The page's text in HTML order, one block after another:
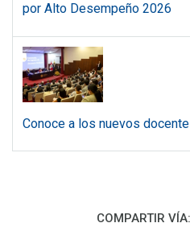
por Alto Desempeño 2026
Conoce a los nuevos
Redes sociales
COMPARTIR VÍA: